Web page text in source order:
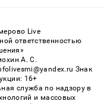
Live
ответственностью
А. С.
Знак
16+
служба по надзору в
и массовых